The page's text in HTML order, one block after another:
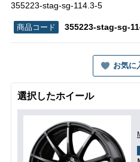
355223-stag-sg-114.3-5
355223-stag-sg-
お気に
選択したホイール